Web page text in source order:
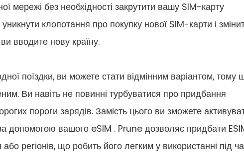
мережі без необхідності закрутити вашу SIM-карту
клопотання про покупку нової SIM-карти і
вводите нову країну.
поїздки, ви можете стати відмінним варіантом, тому
Ви навіть не повинні турбуватися про придбання
пороги зарядів. Замість цього ви зможете
допомогою вашого eSIM . Prune дозволяє придбати
регіонів, що робить його легким у використанні під